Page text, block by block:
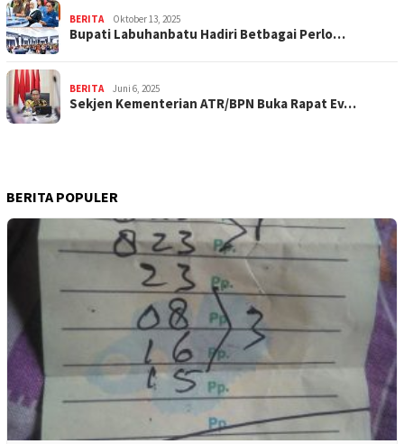
BERITA Oktober 13, 2025
Bupati Labuhanbatu Hadiri Betbagai Perlo…
BERITA Juni 6, 2025
Sekjen Kementerian ATR/BPN Buka Rapat Ev…
BERITA POPULER